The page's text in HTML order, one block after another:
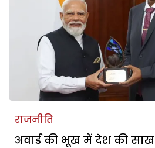
राजनीति
अवार्ड की भूख में देश की साख